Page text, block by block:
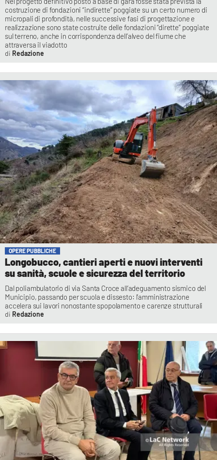
costruzione di fondazioni “indirette” poggiate su un certo numero di
micropali di profondità, nelle successive fasi di progettazione e
realizzazione sono state costruite delle fondazioni “dirette” poggiate
sul terreno, anche in corrispondenza dell’alveo del fiume che
attraversa il viadotto
Redazione
OPERE PUBBLICHE
Longobucco, cantieri aperti e nuovi interventi
su sanità, scuole e sicurezza del territorio
Dal poliambulatorio di via Santa Croce all’adeguamento sismico del
Municipio, passando per scuola e dissesto: l’amministrazione
accelera sui lavori nonostante spopolamento e carenze strutturali
Redazione